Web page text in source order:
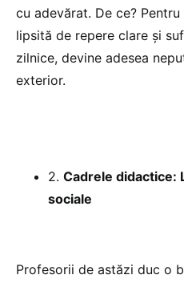
cu adevărat. De ce?
lipsită de repere clare și
zilnice, devine adesea
exterior.
2. Cadrele didactice:
sociale
Profesorii de astăzi duc o